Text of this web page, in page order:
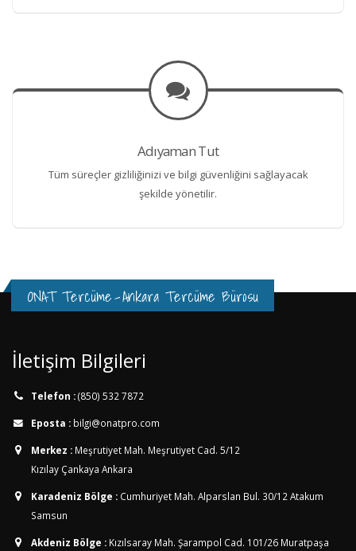
Adıyaman Tut
Tüm süreçler gizliliğinizi ve bilgi güvenliğini sağlayacak
şekilde yönetilir.
ONAT Tercüme-Ankara Tercüme Bürosu
İletişim Bilgileri
Telefon :(850) 532 7872
Eposta : bilgi@onatpro.com
Merkez : Meşrutiyet Mah. Meşrutiyet Cad. 5/12
Kızılay Çankaya Ankara
Karadeniz Bölge : Cumhuriyet Mah. Alparslan Bul. 30/12 Atakum
Samsun
Akdeniz Bölge : Kızılsaray Mah. Şarampol Cad. 101/26 Muratpaşa